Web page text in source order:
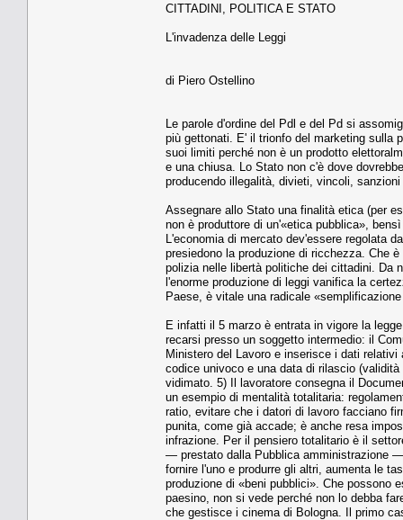
CITTADINI, POLITICA E STATO
L'invadenza delle Leggi
di Piero Ostellino
Le parole d'ordine del Pdl e del Pd si
più gettonati. E' il trionfo del marketing sulla
suoi limiti perché non è un prodotto
e una chiusa. Lo Stato non c'è dove
producendo illegalità, divieti, vincoli,
Assegnare allo Stato una finalità etica (per
non è produttore di un'«etica pubblica»,
L'economia di mercato dev'essere regolata
presiedono la produzione di ricchezza. Che
polizia nelle libertà politiche dei cittadini. Da
l'enorme produzione di leggi vanifica la
Paese, è vitale una radicale
E infatti il 5 marzo è entrata in vigore la
recarsi presso un soggetto intermedio: il
Ministero del Lavoro e inserisce i dati
codice univoco e una data di rilascio
vidimato. 5) Il lavoratore consegna il
un esempio di mentalità totalitaria:
ratio, evitare che i datori di lavoro facciano
punita, come già accade; è anche resa
infrazione. Per il pensiero totalitario è il
— prestato dalla Pubblica amministrazione
fornire l'uno e produrre gli altri, aumenta le
produzione di «beni pubblici». Che possono
paesino, non si vede perché non lo debba
che gestisce i cinema di Bologna. Il primo